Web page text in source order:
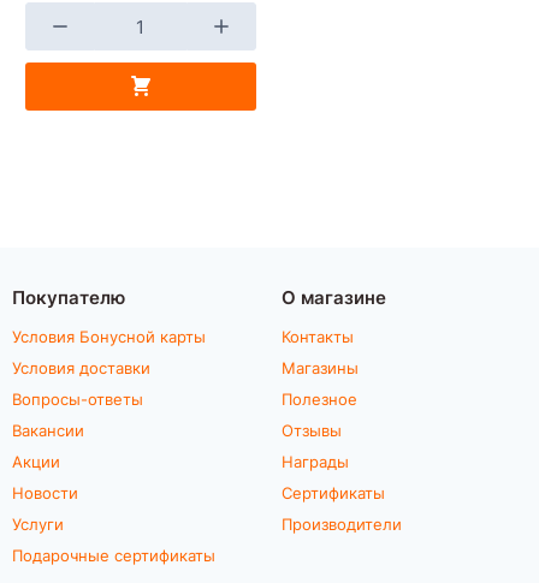
Покупателю
Условия Бонусной карты
Условия доставки
Вопросы-ответы
Вакансии
Акции
Новости
Услуги
Подарочные сертификаты
О магазине
Контакты
Магазины
Полезное
Отзывы
Награды
Сертификаты
Производители